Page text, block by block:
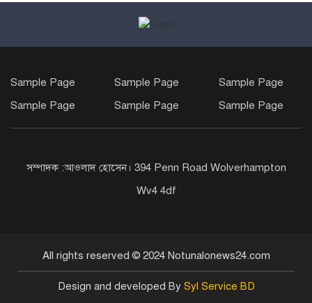
Sample Page Sample Page
Sample Page
Sample Page
Sample Page Sample Page
সম্পাদক :আওলাদ হোসেন। 394 Penn Road Wolverhampton
Wv4 4df
All rights reserved © 2024 Notunalonews24.com
Design and developed By Syl Service BD